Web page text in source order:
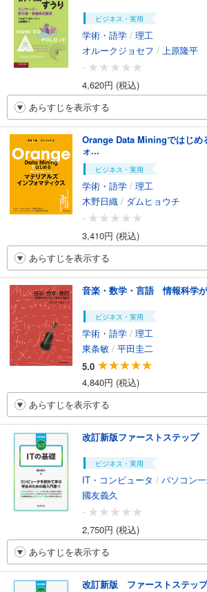
ビジネス・実用
学術・語学 / 理工
オルークジョセフ / 上原隆平
-
4,620円 (税込)
あらすじを表示する
Orange Data Miningではじめ
ォ...
ビジネス・実用
学術・語学 / 理工
木野日織 / ダムヒョウチ
-
3,410円 (税込)
あらすじを表示する
音楽・数学・言語 情報科学
ビジネス・実用
学術・語学 / 理工
東条敏 / 平田圭二
5.0
4,840円 (税込)
あらすじを表示する
改訂新版ファーストステップ
ビジネス・実用
IT・コンピュータ / パソコン
國友義久
-
2,750円 (税込)
あらすじを表示する
改訂新版 ファーストステッ